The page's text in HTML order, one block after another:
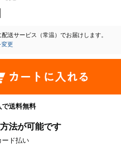
配送サービス（常温） でお届けします。
変更
送料無料
法が可能です
ード払い